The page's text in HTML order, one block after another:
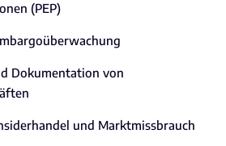
(PEP)
Dokumentation von
und Marktmissbrauch